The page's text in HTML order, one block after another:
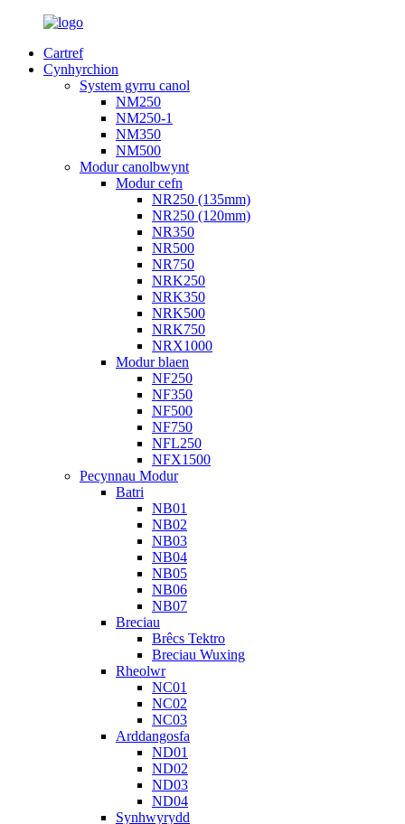
Cartref
Cynhyrchion
System gyrru canol
NM250
NM250-1
NM350
NM500
Modur canolbwynt
Modur cefn
NR250 (135mm)
NR250 (120mm)
NR350
NR500
NR750
NRK250
NRK350
NRK500
NRK750
NRX1000
Modur blaen
NF250
NF350
NF500
NF750
NFL250
NFX1500
Pecynnau Modur
Batri
NB01
NB02
NB03
NB04
NB05
NB06
NB07
Breciau
Brêcs Tektro
Breciau Wuxing
Rheolwr
NC01
NC02
NC03
Arddangosfa
ND01
ND02
ND03
ND04
Synhwyrydd